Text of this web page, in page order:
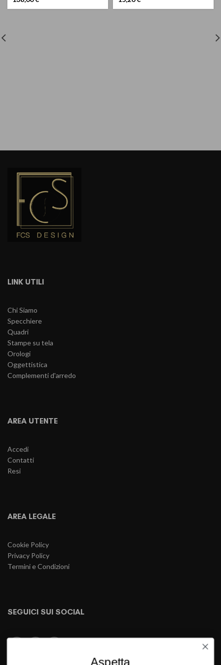
LINK UTILI
Chi Siamo
Specchiere
Quadri
Stampe su tela
Orologi
Oggettistica
Complementi d'arredo
AREA UTENTE
Accedi
Contatti
Resi
AREA LEGALE
Cookie Policy
Privacy Policy
Termini e Condizioni
SEGUICI SUI SOCIAL
Aspetta